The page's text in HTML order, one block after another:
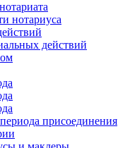
нотариуса
действий
присоединения